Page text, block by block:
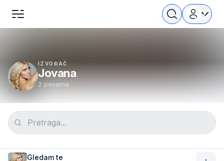
IZVOĐAČ
Jovana
2 pesama
Gledam te